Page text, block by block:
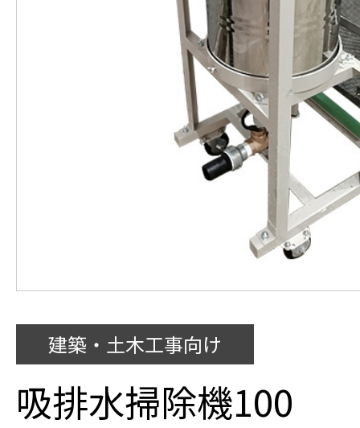
建築・土木工事向け
吸排水掃除機100